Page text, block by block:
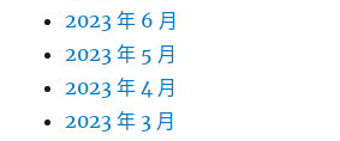
2023 年 6 月
2023 年 5 月
2023 年 4 月
2023 年 3 月